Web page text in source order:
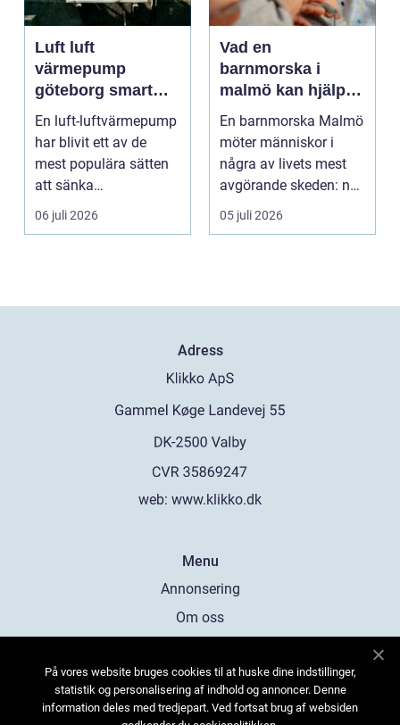
Luft luft
värmepump
göteborg smart
värme för
kustklimat
En luft-luftvärmepump
har blivit ett av de
mest populära sätten
att sänka
uppvärmningskostnad
er och ...
06 juli 2026
Vad en
barnmorska i
malmö kan hjälpa
till med genom
livets olika faser
En barnmorska Malmö
möter människor i
några av livets mest
avgörande skeden: när
en graviditet plane...
05 juli 2026
Adress
web: www.klikko.dk
Menu
Annonsering
Om oss
Kontakta oss
Sitemap
På vores website bruges cookies til at huske dine indstillinger,
statistik og personalisering af indhold og annoncer. Denne
information deles med tredjepart. Ved fortsat brug af websiden